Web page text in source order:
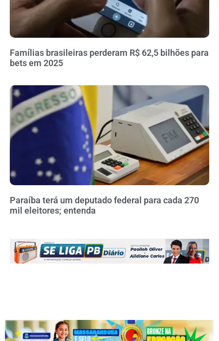
Famílias brasileiras perderam R$ 62,5 bilhões para
bets em 2025
Paraíba terá um deputado federal para cada 270
mil eleitores; entenda